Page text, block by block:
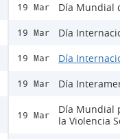
19 Mar Día Mundial
19 Mar Día
19 Mar Día
19 Mar Día
19 Mar
Día Mundial
la Violencia